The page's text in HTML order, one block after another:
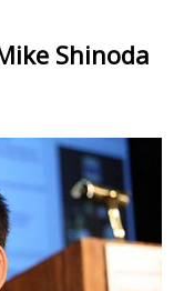
Shinoda